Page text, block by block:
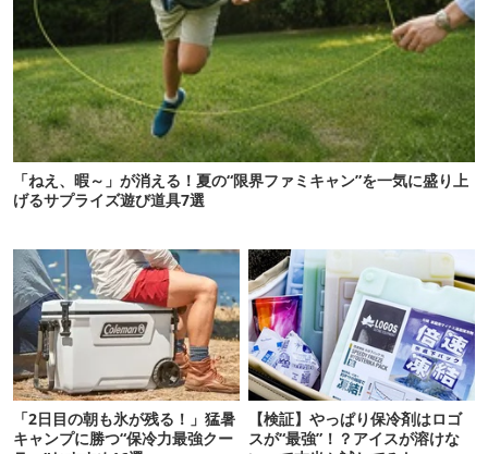
「ねえ、暇～」が消える！夏の“限界ファミキャン”を一気に盛り上
げるサプライズ遊び道具7選
「2日目の朝も氷が残る！」猛暑
キャンプに勝つ“保冷力最強クー
【検証】やっぱり保冷剤はロゴ
スが“最強”！？アイスが溶けな